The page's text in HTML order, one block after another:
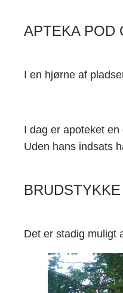
APTEKA POD
I en hjørne af
I dag er apoteket
Uden hans indsats
Det er stadig muligt